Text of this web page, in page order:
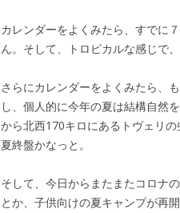
カレンダーをよくみたら、すでに
ん。そして、トロピカルな感じで
さらにカレンダーをよくみたら、
し、個人的に今年の夏は結構自然
から北西170キロにあるトヴェリ
夏終盤かなっと。
そして、今日からまたまたコロナ
とか、子供向けの夏キャンプが再